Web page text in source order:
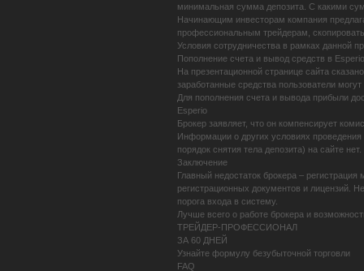
минимальная сумма депозита. С какими
Начинающим инвесторам компания
профессиональным трейдерам,
Условия сотрудничества в рамках данной
Пополнение счета и вывод средств в Esperio
На презентационной странице сайта
заработанные средства пользователи
Для пополнения счета и вывода прибыли
Esperio
Брокер заявляет, что он компенсирует
Информации о других условиях
порядок снятия тела депозита) на сайте нет.
Заключение
Главный недостаток брокера –
регистрационных документов и лицензий.
порога входа в систему.
Лучше всего о работе брокера и
ТРЕЙДЕР-ПРОФЕССИОНАЛ
ЗА 60 ДНЕЙ
Узнайте формулу безубыточной торговли
FAQ